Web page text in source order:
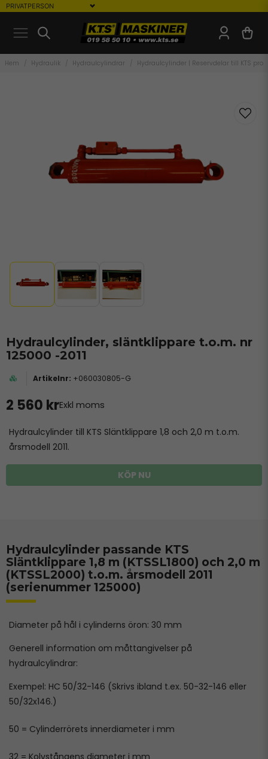
Hem Hydraulik Hydraulcylindrar Hydraulcylinder | Reservdelar till KTS
Hydraulcylinder, släntklippare t.o.m. nr
125000 -2011
+060030805-G
2 560 krExkl moms
Hydraulcylinder till KTS Släntklippare 1,8 och 2,0 m t.o.m.
årsmodell 2011.
KÖP NU
Hydraulcylinder passande KTS
Släntklippare 1,8 m (KTSSL1800) och 2,0 m
(KTSSL2000) t.o.m. årsmodell 2011
(serienummer 125000)
Diameter på hål i cylinderns öron: 30 mm
Generell information om måttangivelser på
hydraulcylindrar:
Exempel: HC 50/32-146 (Skrivs ibland t.ex. 50-32-146 eller
50/32x146.)
50 = Cylinderrörets innerdiameter i mm
32 = Kolvstångens diameter i mm